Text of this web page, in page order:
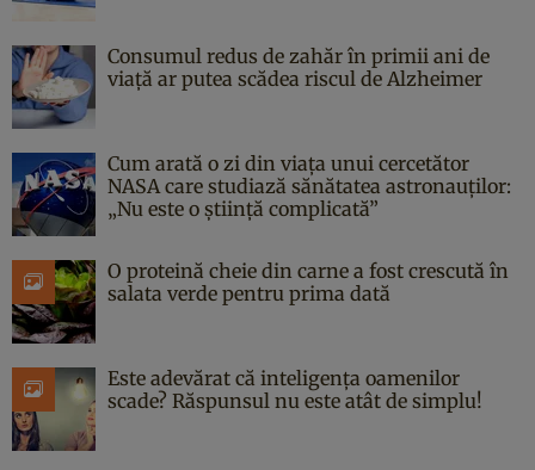
Consumul redus de zahăr în primii ani de
viață ar putea scădea riscul de Alzheimer
Cum arată o zi din viața unui cercetător
NASA care studiază sănătatea astronauților:
„Nu este o știință complicată”
O proteină cheie din carne a fost crescută în
salata verde pentru prima dată
Este adevărat că inteligența oamenilor
scade? Răspunsul nu este atât de simplu!